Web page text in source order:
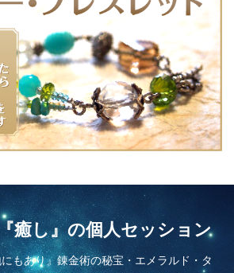
癒し』の個人セッション
にもあり』錬金術の秘宝・エメラルド・タ